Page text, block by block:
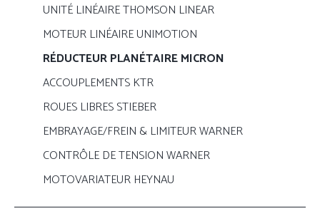
UNITÉ LINÉAIRE THOMSON LINEAR
MOTEUR LINÉAIRE UNIMOTION
RÉDUCTEUR PLANÉTAIRE MICRON
ACCOUPLEMENTS KTR
ROUES LIBRES STIEBER
EMBRAYAGE/FREIN & LIMITEUR WARNER
CONTRÔLE DE TENSION WARNER
MOTOVARIATEUR HEYNAU